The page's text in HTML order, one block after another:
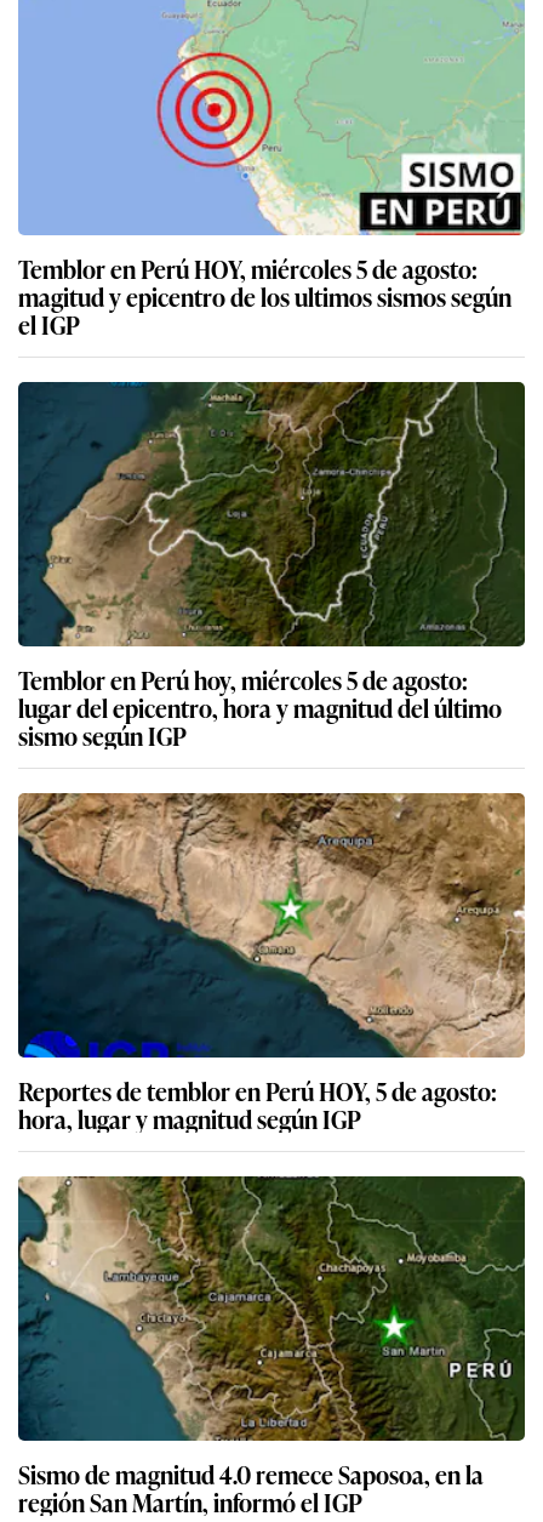
Temblor en Perú HOY, miércoles 5 de agosto:
magitud y epicentro de los ultimos sismos según
el IGP
Temblor en Perú hoy, miércoles 5 de agosto:
lugar del epicentro, hora y magnitud del último
sismo según IGP
Reportes de temblor en Perú HOY, 5 de agosto:
hora, lugar y magnitud según IGP
Sismo de magnitud 4.0 remece Saposoa, en la
región San Martín, informó el IGP